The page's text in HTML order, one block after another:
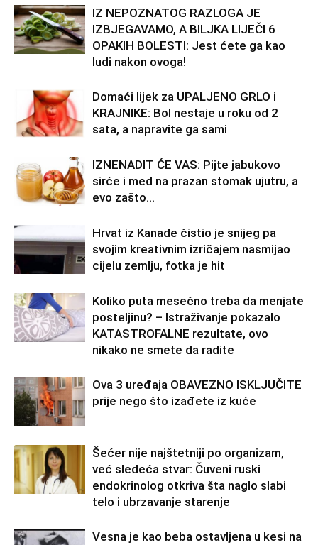
IZ NEPOZNATOG RAZLOGA JE
IZBJEGAVAMO, A BILJKA LIJEČI 6
OPAKIH BOLESTI: Jest ćete ga kao
ludi nakon ovoga!
Domaći lijek za UPALJENO GRLO i
KRAJNIKE: Bol nestaje u roku od 2
sata, a napravite ga sami
IZNENADIT ĆE VAS: Pijte jabukovo
sirće i med na prazan stomak ujutru, a
evo zašto…
Hrvat iz Kanade čistio je snijeg pa
svojim kreativnim izričajem nasmijao
cijelu zemlju, fotka je hit
Koliko puta mesečno treba da menjate
posteljinu? – Istraživanje pokazalo
KATASTROFALNE rezultate, ovo
nikako ne smete da radite
Ova 3 uređaja OBAVEZNO ISKLJUČITE
prije nego što izađete iz kuće
Šećer nije najštetniji po organizam,
već sledeća stvar: Čuveni ruski
endokrinolog otkriva šta naglo slabi
telo i ubrzavanje starenje
Vesna je kao beba ostavljena u kesi na